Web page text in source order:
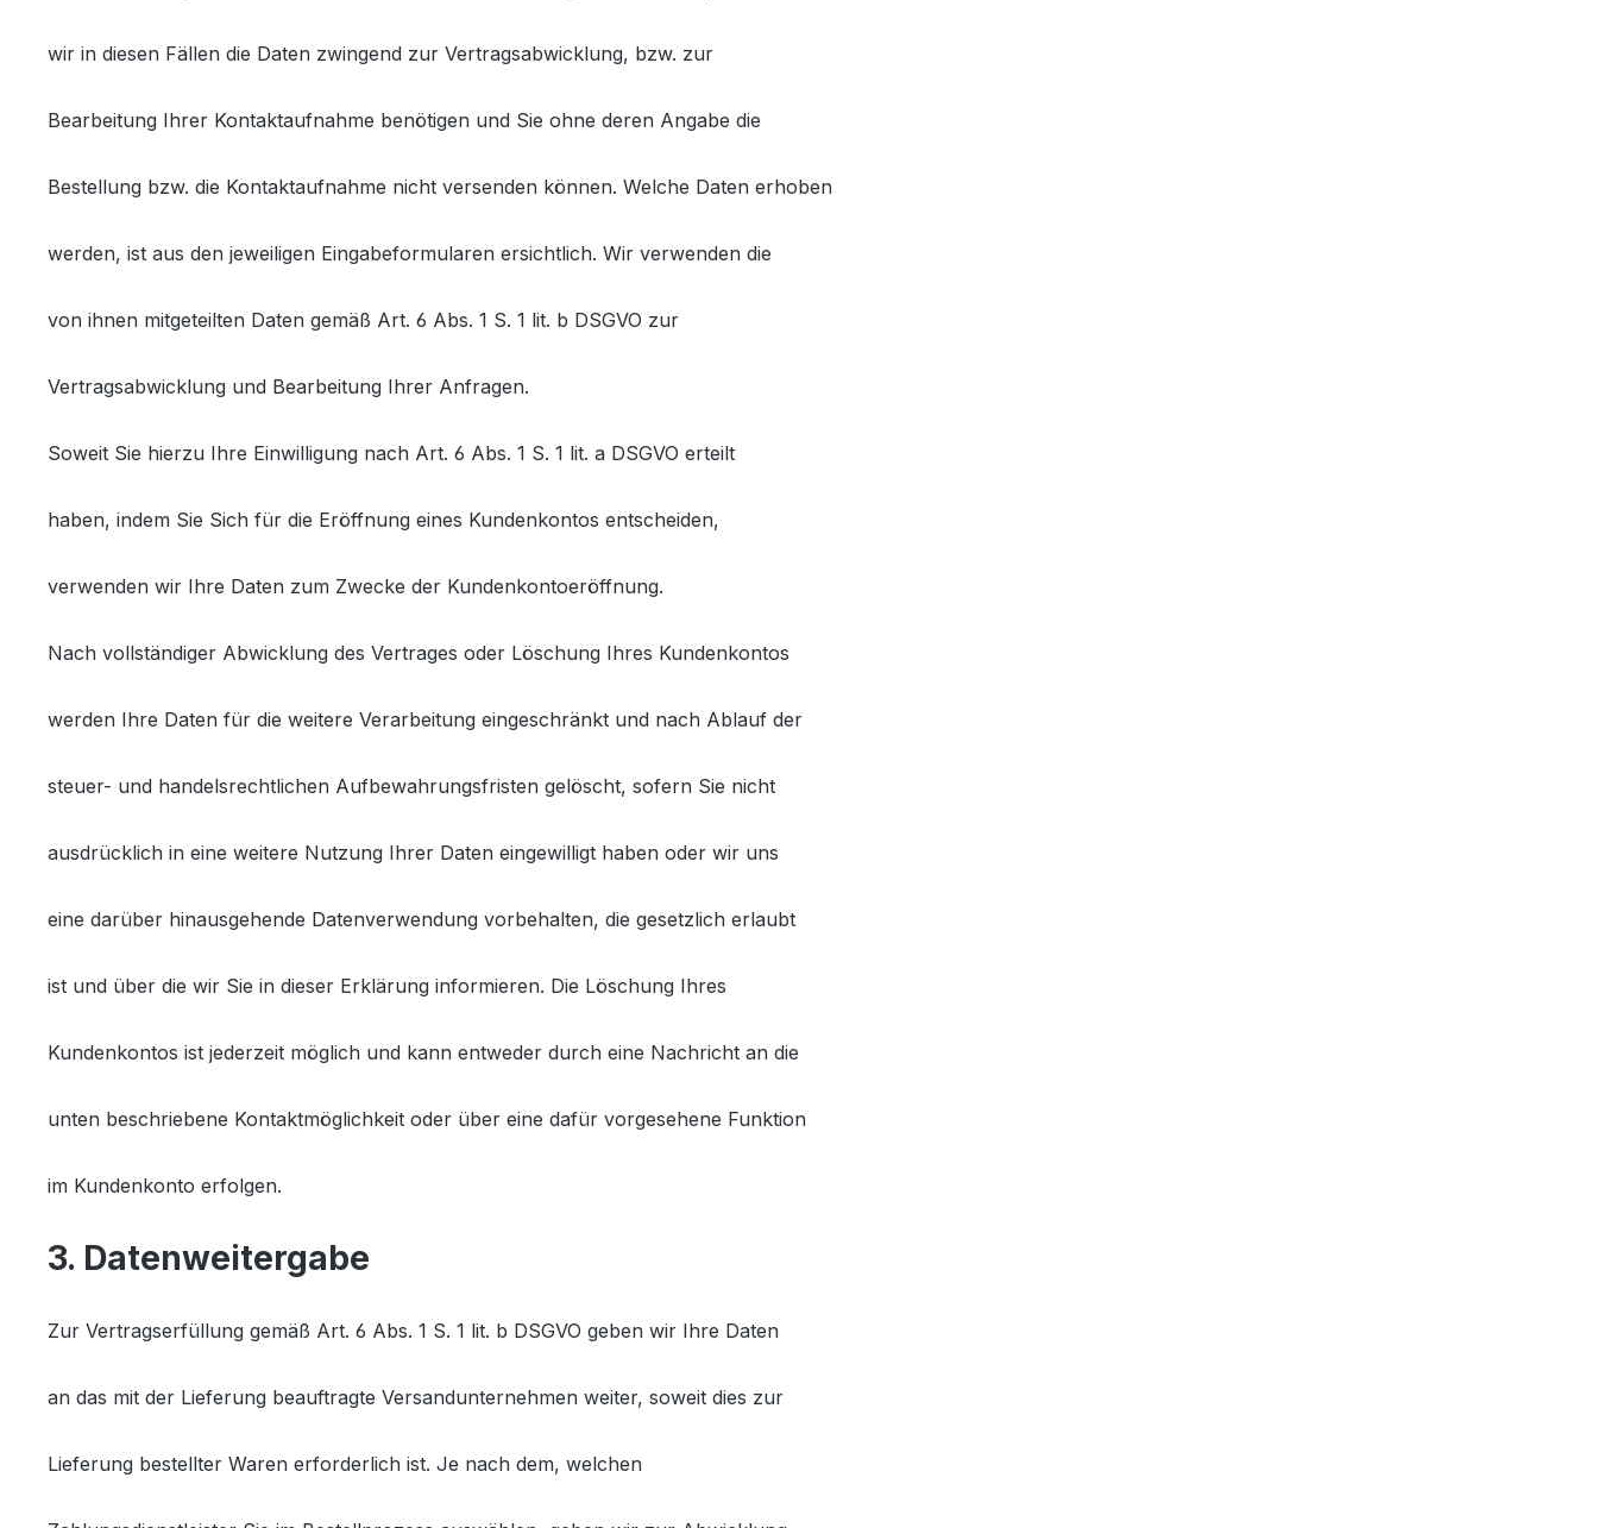
wir in diesen Fällen die Daten zwingend zur Vertragsabwicklung, bzw. zur
Bearbeitung Ihrer Kontaktaufnahme benötigen und Sie ohne deren Angabe die
Bestellung bzw. die Kontaktaufnahme nicht versenden können. Welche Daten erhoben
werden, ist aus den jeweiligen Eingabeformularen ersichtlich. Wir verwenden die
von ihnen mitgeteilten Daten gemäß Art. 6 Abs. 1 S. 1 lit. b DSGVO zur
Vertragsabwicklung und Bearbeitung Ihrer Anfragen.
Soweit Sie hierzu Ihre Einwilligung nach Art. 6 Abs. 1 S. 1 lit. a DSGVO erteilt
haben, indem Sie Sich für die Eröffnung eines Kundenkontos entscheiden,
verwenden wir Ihre Daten zum Zwecke der Kundenkontoeröffnung.
Nach vollständiger Abwicklung des Vertrages oder Löschung Ihres Kundenkontos
werden Ihre Daten für die weitere Verarbeitung eingeschränkt und nach Ablauf der
steuer- und handelsrechtlichen Aufbewahrungsfristen gelöscht, sofern Sie nicht
ausdrücklich in eine weitere Nutzung Ihrer Daten eingewilligt haben oder wir uns
eine darüber hinausgehende Datenverwendung vorbehalten, die gesetzlich erlaubt
ist und über die wir Sie in dieser Erklärung informieren. Die Löschung Ihres
Kundenkontos ist jederzeit möglich und kann entweder durch eine Nachricht an die
unten beschriebene Kontaktmöglichkeit oder über eine dafür vorgesehene Funktion
im Kundenkonto erfolgen.
3. Datenweitergabe
Zur Vertragserfüllung gemäß Art. 6 Abs. 1 S. 1 lit. b DSGVO geben wir Ihre Daten
an das mit der Lieferung beauftragte Versandunternehmen weiter, soweit dies zur
Lieferung bestellter Waren erforderlich ist. Je nach dem, welchen